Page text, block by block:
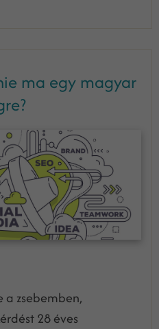
ma egy magyar
a zsebemben,
28 éves